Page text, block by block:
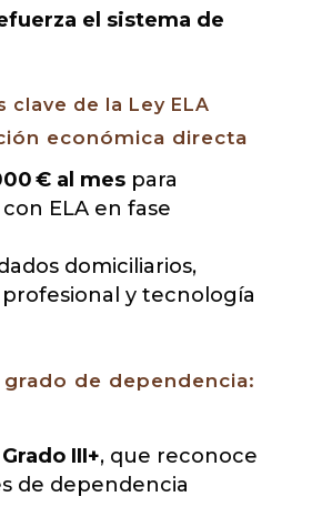
el sistema de
clave de la Ley ELA
económica directa
€ al mespara
ELA en fase
domiciliarios,
y tecnología
grado de dependencia:
Grado III+, que reconoce
de dependencia